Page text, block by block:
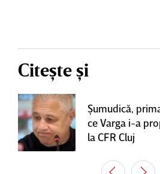
Citește și
Şumudică,
ce Varga i-a
la CFR Cluj